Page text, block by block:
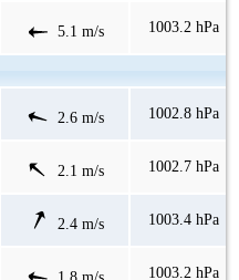
5.1 m/s 1003.2 hPa
2.6 m/s 1002.8 hPa
2.1 m/s 1002.7 hPa
2.4 m/s 1003.4 hPa
1003.2 hPa